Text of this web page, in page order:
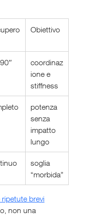
Obiettivo
coordinaz
ione e
stiffness
potenza
senza
impatto
lungo
soglia
“morbida”
brevi
non una